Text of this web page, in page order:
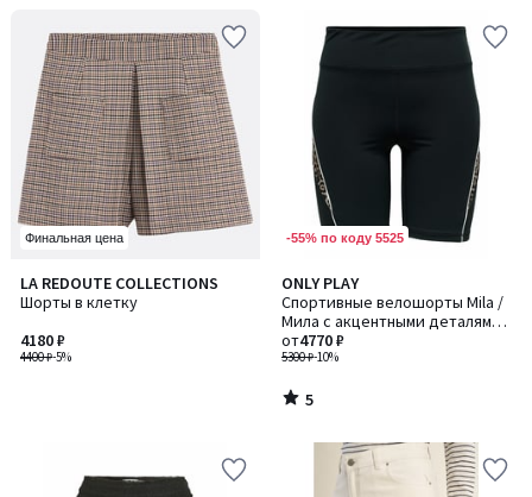
Финальная цена
LA REDOUTE COLLECTIONS
Шорты в клетку
4400 ₽-5%
4180 ₽
-55% по коду 5525
ONLY PLAY
Спортивные велошорты Mila /
Мила с акцентными деталями
с рисунком под леопарда
5300 ₽-10%
от4770 ₽
5
/
5
5
/